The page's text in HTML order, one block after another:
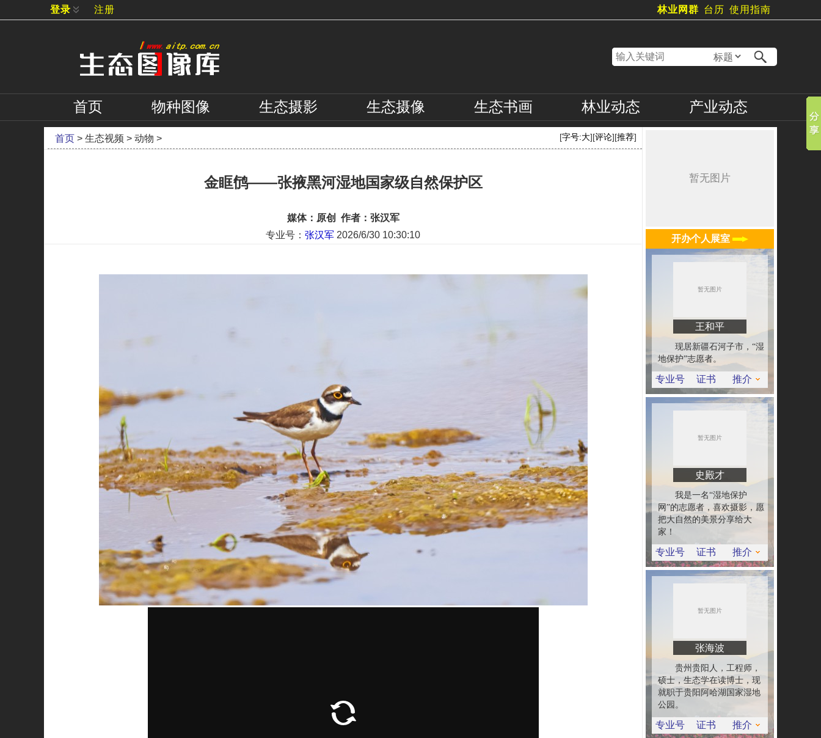
登录 注册 林业网群 台历 使用指南
首页 物种图像 生态摄影 生态摄像 生态书画 林业动态 产业动态
首页 > 生态视频 > 动物 > [字号:大][评论][推荐]
金眶鸻——张掖黑河湿地国家级自然保护区
媒体：原创 作者：张汉军
专业号： 张汉军 2026/6/30 10:30:10 开办个人展室
王和平
现居新疆石河子市，“湿
地保护”志愿者。
专业号 证书 推介
史殿才
我是一名“湿地保护
网”的志愿者，喜欢摄影，愿
把大自然的美景分享给大
家！
专业号 证书 推介
张海波
贵州贵阳人，工程师，
硕士，生态学在读博士，现
就职于贵阳阿哈湖国家湿地
公园。
专业号 证书 推介